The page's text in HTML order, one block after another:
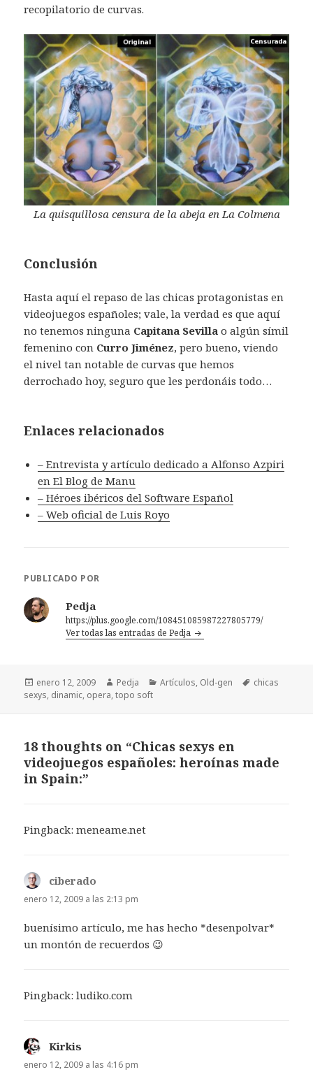
recopilatorio de curvas.
La quisquillosa censura de la abeja en La Colmena
Conclusión
Hasta aquí el repaso de las chicas protagonistas en
videojuegos españoles; vale, la verdad es que aquí
no tenemos ninguna Capitana Sevilla o algún símil
femenino con Curro Jiménez, pero bueno, viendo
el nivel tan notable de curvas que hemos
derrochado hoy, seguro que les perdonáis todo…
Enlaces relacionados
– Entrevista y artículo dedicado a Alfonso Azpiri
en El Blog de Manu
– Héroes ibéricos del Software Español
– Web oficial de Luis Royo
PUBLICADO POR
Pedja
https://plus.google.com/108451085987227805779/
Ver todas las entradas de Pedja
Publicado
el
enero 12, 2009 Autor
Pedja Categorías
Artículos, Old-gen Etiquetas
chicas
sexys, dinamic, opera,topo soft
18 thoughts on “Chicas sexys en
videojuegos españoles: heroínas made
in Spain:”
Pingback:meneame.net
ciberado
enero 12, 2009 a las 2:13 pm
buenísimo artículo, me has hecho *desenpolvar*
un montón de recuerdos 😉
Pingback:ludiko.com
Kirkis
enero 12, 2009 a las 4:16 pm